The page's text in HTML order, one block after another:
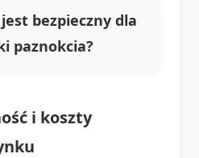
bezpieczny dla
paznokcia?
i koszty